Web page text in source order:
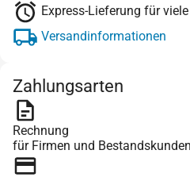
Express-Lieferung für
Versandinformationen
Zahlungsarten
Rechnung
für Firmen und Bestandskunden